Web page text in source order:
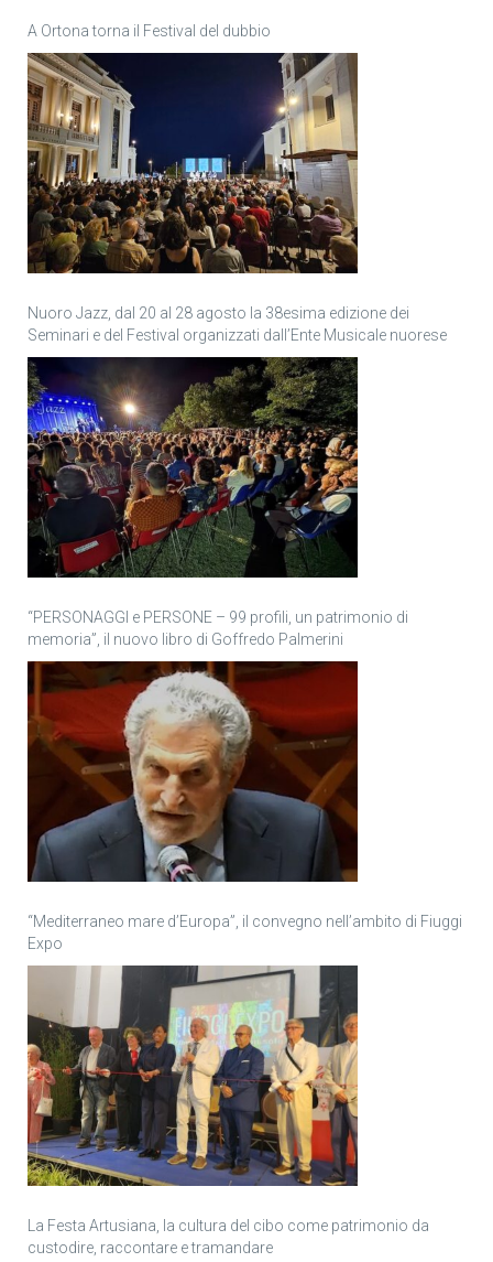
A Ortona torna il Festival del dubbio
Nuoro Jazz, dal 20 al 28 agosto la 38esima edizione dei
Seminari e del Festival organizzati dall’Ente Musicale nuorese
“PERSONAGGI e PERSONE – 99 profili, un patrimonio di
memoria”, il nuovo libro di Goffredo Palmerini
“Mediterraneo mare d’Europa”, il convegno nell’ambito di Fiuggi
Expo
La Festa Artusiana, la cultura del cibo come patrimonio da
custodire, raccontare e tramandare